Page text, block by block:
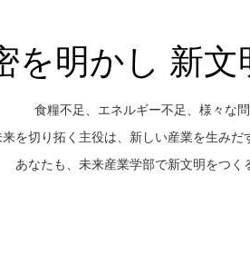
を明かし 新
食糧不足、エネルギー不足、様々な
来を切り拓く主役は、新しい産業を生みだ
あなたも、未来産業学部で新文明をつく